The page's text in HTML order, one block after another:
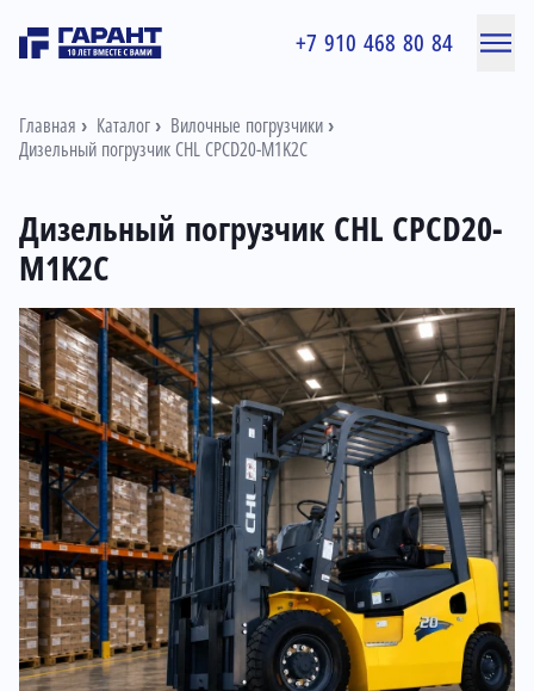
+7 910 468 80 84
Главная Каталог
Вилочные погрузчики
Дизельный погрузчик CHL CPCD20-M1K2C
Дизельный погрузчик CHL CPCD20-
M1K2C